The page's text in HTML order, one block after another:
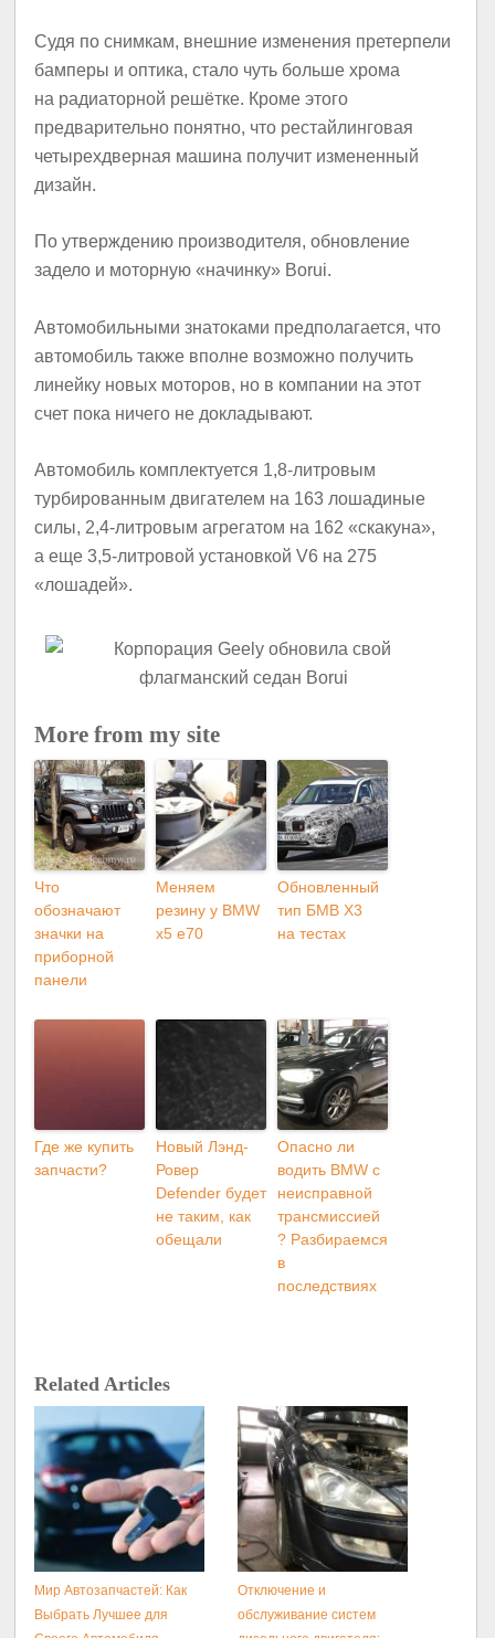
Судя по снимкам, внешние изменения претерпели
бамперы и оптика, стало чуть больше хрома
на радиаторной решётке. Кроме этого
предварительно понятно, что рестайлинговая
четырехдверная машина получит измененный
дизайн.
По утверждению производителя, обновление
задело и моторную «начинку» Borui.
Автомобильными знатоками предполагается, что
автомобиль также вполне возможно получить
линейку новых моторов, но в компании на этот
счет пока ничего не докладывают.
Автомобиль комплектуется 1,8-литровым
турбированным двигателем на 163 лошадиные
силы, 2,4-литровым агрегатом на 162 «скакуна»,
а еще 3,5-литровой установкой V6 на 275
«лошадей».
More from my site
Что
обозначают
значки на
приборной
панели
Меняем
резину у BMW
x5 e70
Обновленный
тип БМВ X3
на тестах
Где же купить
запчасти?
Новый Лэнд-
Ровер
Defender будет
не таким, как
обещали
Опасно ли
водить BMW с
неисправной
трансмиссией
? Разбираемся
в
последствиях
Related Articles
Мир Автозапчастей: Как
Выбрать Лучшее для
Отключение и
обслуживание систем